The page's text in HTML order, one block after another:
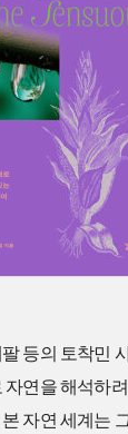
등의 토착민
연을 해석하
자연 세계는